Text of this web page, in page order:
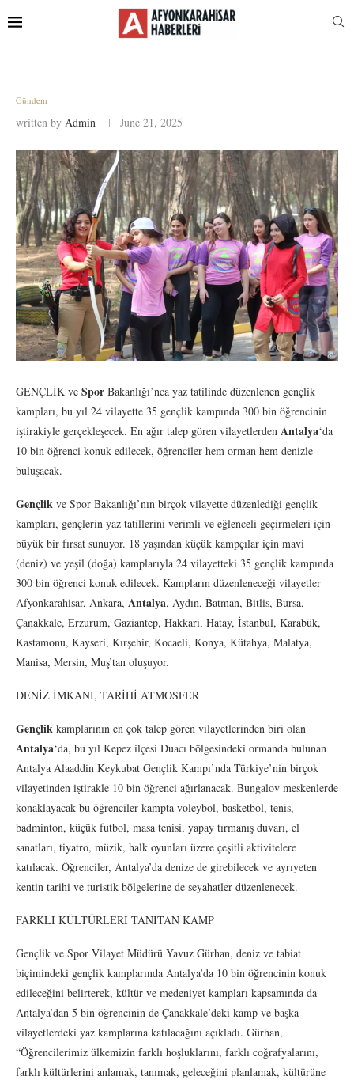
Gündem
written by Admin June 21, 2025
GENÇLİK ve Spor Bakanlığı’nca yaz tatilinde düzenlenen gençlik
kampları, bu yıl 24 vilayette 35 gençlik kampında 300 bin öğrencinin
iştirakiyle gerçekleşecek. En ağır talep gören vilayetlerden Antalya‘da
10 bin öğrenci konuk edilecek, öğrenciler hem orman hem denizle
buluşacak.
Gençlik ve Spor Bakanlığı’nın birçok vilayette düzenlediği gençlik
kampları, gençlerin yaz tatillerini verimli ve eğlenceli geçirmeleri için
büyük bir fırsat sunuyor. 18 yaşından küçük kampçılar için mavi
(deniz) ve yeşil (doğa) kamplarıyla 24 vilayetteki 35 gençlik kampında
300 bin öğrenci konuk edilecek. Kampların düzenleneceği vilayetler
Afyonkarahisar, Ankara, Antalya, Aydın, Batman, Bitlis, Bursa,
Çanakkale, Erzurum, Gaziantep, Hakkari, Hatay, İstanbul, Karabük,
Kastamonu, Kayseri, Kırşehir, Kocaeli, Konya, Kütahya, Malatya,
Manisa, Mersin, Muş’tan oluşuyor.
DENİZ İMKANI, TARİHİ ATMOSFER
Gençlik kamplarının en çok talep gören vilayetlerinden biri olan
Antalya‘da, bu yıl Kepez ilçesi Duacı bölgesindeki ormanda bulunan
Antalya Alaaddin Keykubat Gençlik Kampı’nda Türkiye’nin birçok
vilayetinden iştirakle 10 bin öğrenci ağırlanacak. Bungalov meskenlerde
konaklayacak bu öğrenciler kampta voleybol, basketbol, tenis,
badminton, küçük futbol, masa tenisi, yapay tırmanış duvarı, el
sanatları, tiyatro, müzik, halk oyunları üzere çeşitli aktivitelere
katılacak. Öğrenciler, Antalya’da denize de girebilecek ve ayrıyeten
kentin tarihi ve turistik bölgelerine de seyahatler düzenlenecek.
FARKLI KÜLTÜRLERİ TANITAN KAMP
Gençlik ve Spor Vilayet Müdürü Yavuz Gürhan, deniz ve tabiat
biçimindeki gençlik kamplarında Antalya’da 10 bin öğrencinin konuk
edileceğini belirterek, kültür ve medeniyet kampları kapsamında da
Antalya’dan 5 bin öğrencinin de Çanakkale’deki kamp ve başka
vilayetlerdeki yaz kamplarına katılacağını açıkladı. Gürhan,
“Öğrencilerimiz ülkemizin farklı hoşluklarını, farklı coğrafyalarını,
farklı kültürlerini anlamak, tanımak, geleceğini planlamak, kültürüne